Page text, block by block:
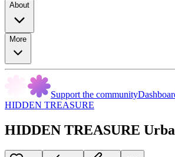
About
More
Support the community
HIDDEN TREASURE
HIDDEN TREASURE